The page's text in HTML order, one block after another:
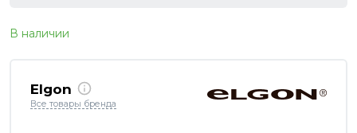
В наличии
Elgon
Все товары бренда